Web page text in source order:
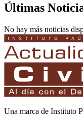
Últimas
No hay más noticias
Una marca de Instituto